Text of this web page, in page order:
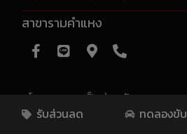
สาขารามคำแหง
นโยบายความเป็นส่วนตัว
รับส่วนลด
ทดลองขับ